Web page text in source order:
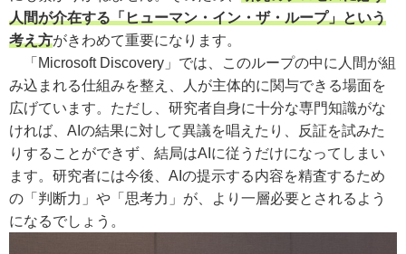
人間が介在する「ヒューマン・イン・ザ・ループ」という
考え方がきわめて重要になります。
「Microsoft Discovery」では、このループの中に人間が組
み込まれる仕組みを整え、人が主体的に関与できる場面を
広げています。ただし、研究者自身に十分な専門知識がな
ければ、AIの結果に対して異議を唱えたり、反証を試みた
りすることができず、結局はAIに従うだけになってしまい
ます。研究者には今後、AIの提示する内容を精査するため
の「判断力」や「思考力」が、より一層必要とされるよう
になるでしょう。